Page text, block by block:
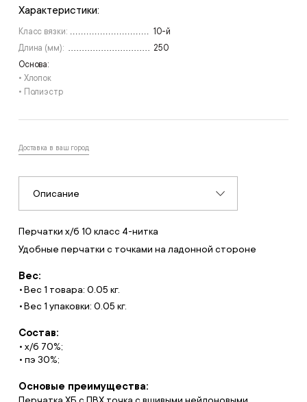
Характеристики:
Класс вязки:
10-й
Длина (мм):
250
Основа:
• Хлопок
• Полиэстр
Доставка в ваш город
Описание
Перчатки х/б 10 класс 4-нитка
Удобные перчатки с точками на ладонной стороне
Вес:
Вес 1 товара: 0.05 кг.
Вес 1 упаковки: 0.05 кг.
Состав:
• х/б 70%;
• пэ 30%;
Основые преимущества: